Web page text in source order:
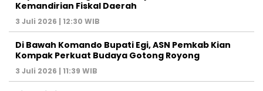
Kemandirian Fiskal Daerah
3 Juli 2026 | 12:30 WIB
Di Bawah Komando Bupati Egi, ASN Pemkab Kian
Kompak Perkuat Budaya Gotong Royong
3 Juli 2026 | 11:39 WIB